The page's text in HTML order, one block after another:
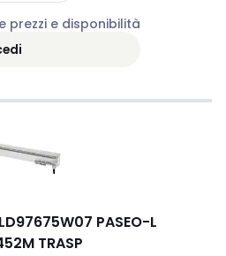
prezzi e disponibilità
PASEO-L
TRASP